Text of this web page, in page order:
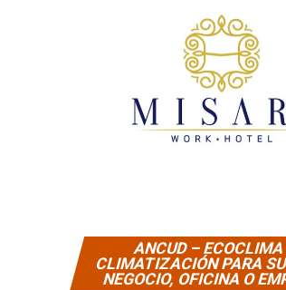
ANCUD – ECOCLIMA
CLIMATIZACIÓN PARA
NEGOCIO, OFICINA O